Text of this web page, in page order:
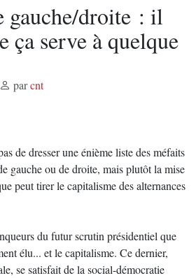
gauche/droite : il
ça serve à quelque
parcnt
de dresser une énième liste des méfaits
gauche ou de droite, mais plutôt la mise
peut tirer le capitalisme des alternances
du futur scrutin présidentiel que
élu... et le capitalisme. Ce dernier,
se satisfait de la social-démocratie